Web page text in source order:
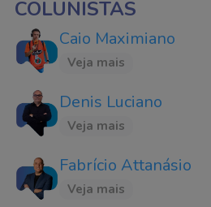
COLUNISTAS
Caio Maximiano
Veja mais
Denis Luciano
Veja mais
Fabrício Attanásio
Veja mais